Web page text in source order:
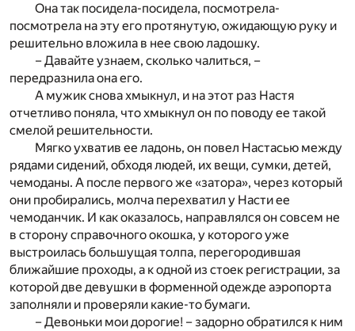
Она так посидела-посидела, посмотрела-
посмотрела на эту его протянутую, ожидающую руку и
решительно вложила в нее свою ладошку.
– Давайте узнаем, сколько чалиться, –
передразнила она его.
А мужик снова хмыкнул, и на этот раз Настя
отчетливо поняла, что хмыкнул он по поводу ее такой
смелой решительности.
Мягко ухватив ее ладонь, он повел Настасью между
рядами сидений, обходя людей, их вещи, сумки, детей,
чемоданы. А после первого же «затора», через который
они пробирались, молча перехватил у Насти ее
чемоданчик. И как оказалось, направлялся он совсем не
в сторону справочного окошка, у которого уже
выстроилась большущая толпа, перегородившая
ближайшие проходы, а к одной из стоек регистрации, за
которой две девушки в форменной одежде аэропорта
заполняли и проверяли какие-то бумаги.
– Девоньки мои дорогие! – задорно обратился к ним